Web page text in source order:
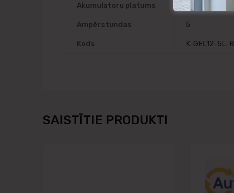
Akumulatoru platums 121
Ampērstundas 5
Kods K-GEL12-5L-B
SAISTĪTIE PRODUKTI
Pievienot salīdzināšanai